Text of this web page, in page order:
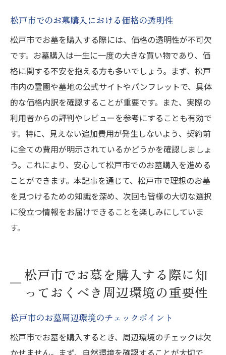
松戸市でのお墓購入における価格の透明性
松戸市でお墓を購入する際には、価格の透明性が不可欠
です。お墓購入は一生に一度の大きな買い物であり、価
格に関する不安を抱える方も多いでしょう。まず、松戸
市内の霊園や墓地の公式サイトやパンフレットで、具体
的な価格内訳を確認することが重要です。また、実際の
利用者からの評判やレビューを参考にすることも有効で
す。特に、見えない追加費用が発生しないよう、契約前
に全ての費用が明示されているかどうかを確認しましょ
う。これにより、安心して松戸市でのお墓購入を進める
ことができます。本記事を通じて、松戸市で理想のお墓
を見つけるための知識を深め、次回も皆様の大切な選択
に役立つ情報をお届けできることを楽しみにしていま
す。
松戸市でお墓を購入する際に知
っておくべき周辺環境の重要性
松戸市のお墓周辺環境のチェックポイント
松戸市でお墓を購入するとき、周辺環境のチェックは欠
かせません。まず、自然環境を確認することが大切で